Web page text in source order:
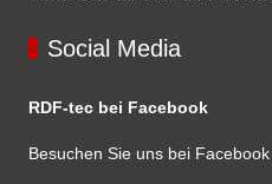
Social Media
RDF-tec bei Facebook
Besuchen Sie uns bei Facebook